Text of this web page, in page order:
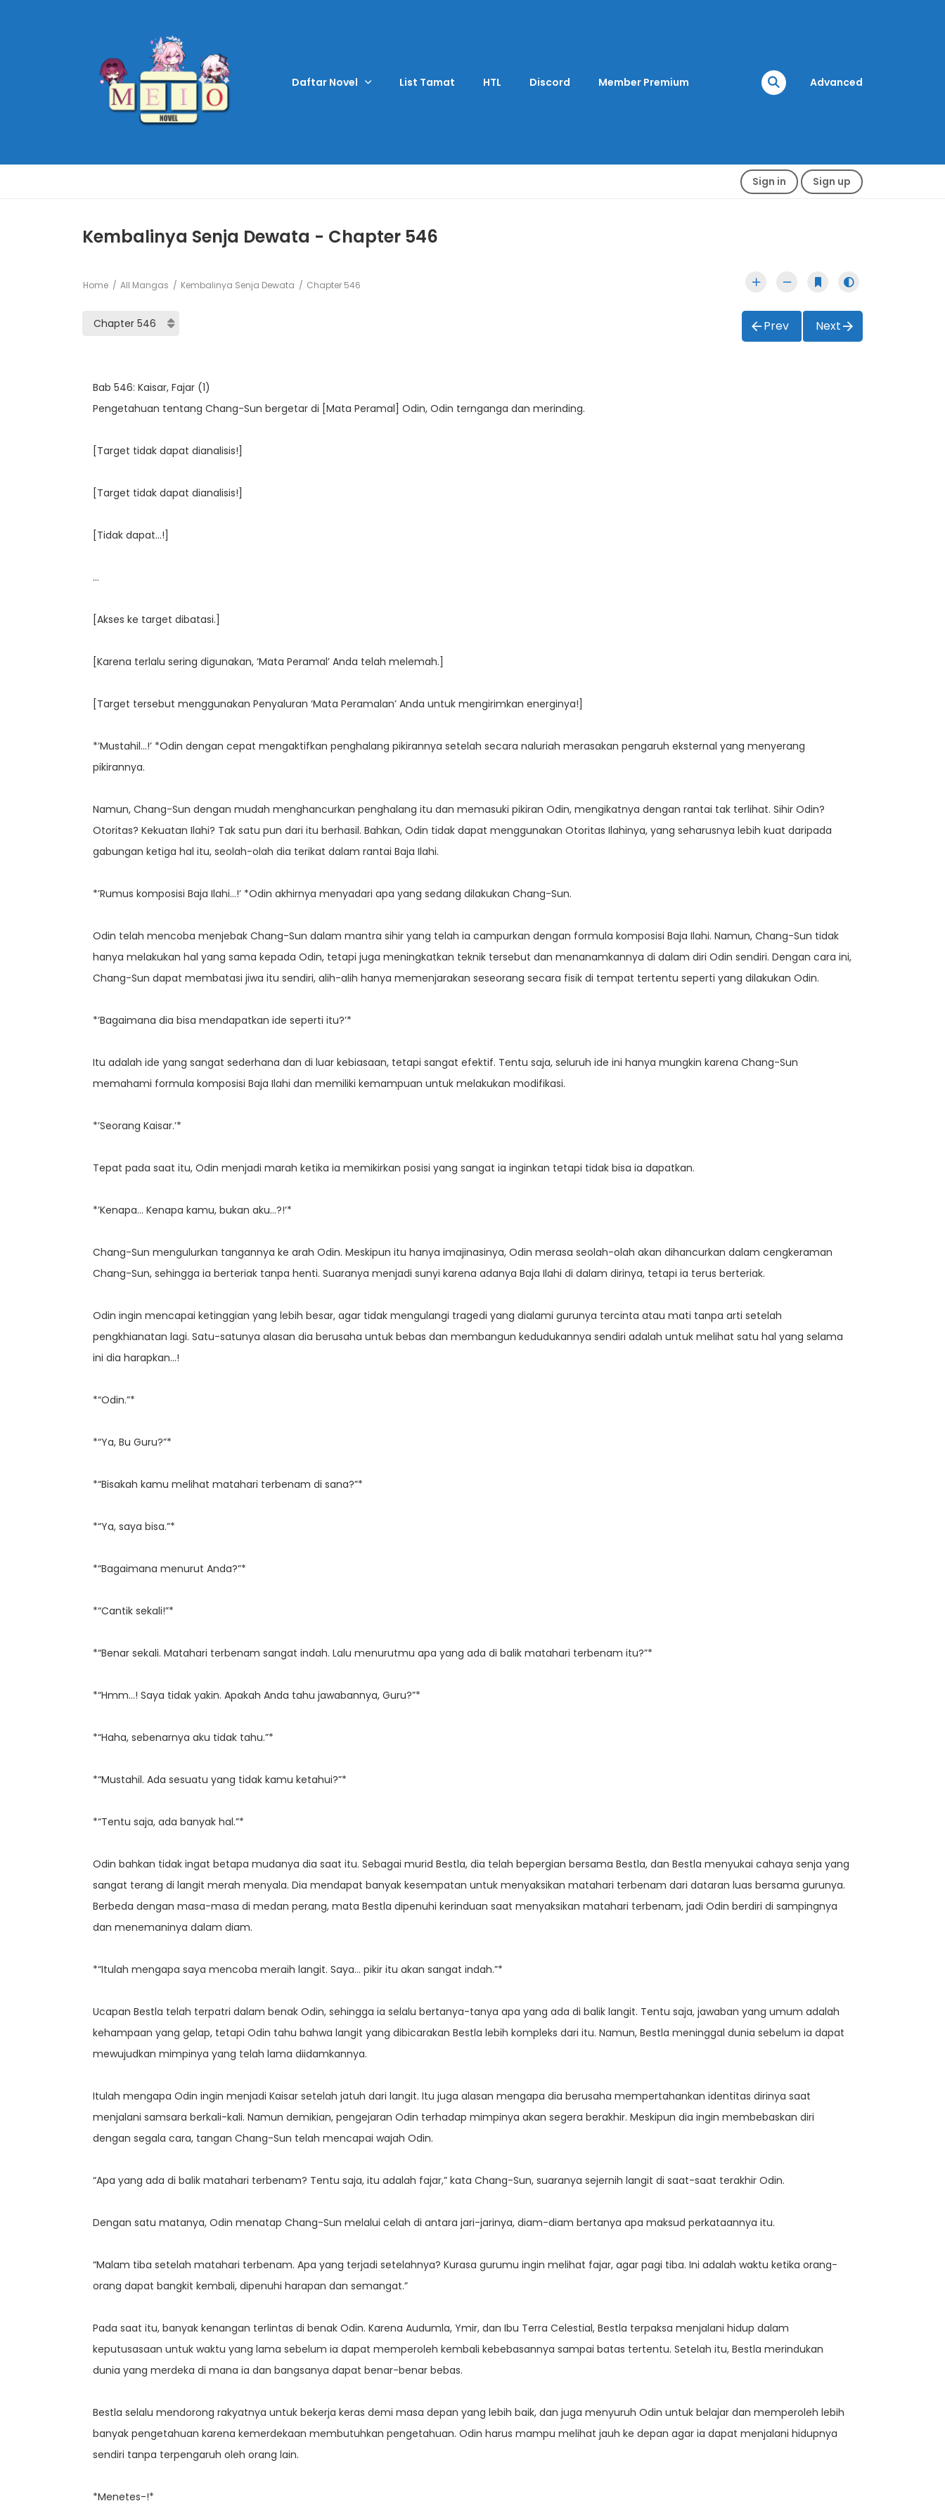
Daftar Novel List Tamat HTL Discord Member Premium Advanced
Sign in Sign up
Kembalinya Senja Dewata - Chapter 546
Home All Mangas Kembalinya Senja Dewata Chapter 546
Prev Next
Bab 546: Kaisar, Fajar (1)
Pengetahuan tentang Chang-Sun bergetar di [Mata Peramal] Odin, Odin ternganga dan merinding.
[Target tidak dapat dianalisis!]
[Target tidak dapat dianalisis!]
[Tidak dapat…!]
…
[Akses ke target dibatasi.]
[Karena terlalu sering digunakan, ‘Mata Peramal’ Anda telah melemah.]
[Target tersebut menggunakan Penyaluran ‘Mata Peramalan’ Anda untuk mengirimkan energinya!]
*’Mustahil…!’ *Odin dengan cepat mengaktifkan penghalang pikirannya setelah secara naluriah merasakan pengaruh eksternal yang menyerang
pikirannya.
Namun, Chang-Sun dengan mudah menghancurkan penghalang itu dan memasuki pikiran Odin, mengikatnya dengan rantai tak terlihat. Sihir Odin?
Otoritas? Kekuatan Ilahi? Tak satu pun dari itu berhasil. Bahkan, Odin tidak dapat menggunakan Otoritas Ilahinya, yang seharusnya lebih kuat daripada
gabungan ketiga hal itu, seolah-olah dia terikat dalam rantai Baja Ilahi.
*’Rumus komposisi Baja Ilahi…!’ *Odin akhirnya menyadari apa yang sedang dilakukan Chang-Sun.
Odin telah mencoba menjebak Chang-Sun dalam mantra sihir yang telah ia campurkan dengan formula komposisi Baja Ilahi. Namun, Chang-Sun tidak
hanya melakukan hal yang sama kepada Odin, tetapi juga meningkatkan teknik tersebut dan menanamkannya di dalam diri Odin sendiri. Dengan cara ini,
Chang-Sun dapat membatasi jiwa itu sendiri, alih-alih hanya memenjarakan seseorang secara fisik di tempat tertentu seperti yang dilakukan Odin.
*’Bagaimana dia bisa mendapatkan ide seperti itu?’*
Itu adalah ide yang sangat sederhana dan di luar kebiasaan, tetapi sangat efektif. Tentu saja, seluruh ide ini hanya mungkin karena Chang-Sun
memahami formula komposisi Baja Ilahi dan memiliki kemampuan untuk melakukan modifikasi.
*’Seorang Kaisar.’*
Tepat pada saat itu, Odin menjadi marah ketika ia memikirkan posisi yang sangat ia inginkan tetapi tidak bisa ia dapatkan.
*’Kenapa… Kenapa kamu, bukan aku…?!’*
Chang-Sun mengulurkan tangannya ke arah Odin. Meskipun itu hanya imajinasinya, Odin merasa seolah-olah akan dihancurkan dalam cengkeraman
Chang-Sun, sehingga ia berteriak tanpa henti. Suaranya menjadi sunyi karena adanya Baja Ilahi di dalam dirinya, tetapi ia terus berteriak.
Odin ingin mencapai ketinggian yang lebih besar, agar tidak mengulangi tragedi yang dialami gurunya tercinta atau mati tanpa arti setelah
pengkhianatan lagi. Satu-satunya alasan dia berusaha untuk bebas dan membangun kedudukannya sendiri adalah untuk melihat satu hal yang selama
ini dia harapkan…!
*“Odin.”*
*“Ya, Bu Guru?”*
*“Bisakah kamu melihat matahari terbenam di sana?”*
*“Ya, saya bisa.”*
*“Bagaimana menurut Anda?”*
*“Cantik sekali!”*
*“Benar sekali. Matahari terbenam sangat indah. Lalu menurutmu apa yang ada di balik matahari terbenam itu?”*
*“Hmm…! Saya tidak yakin. Apakah Anda tahu jawabannya, Guru?”*
*“Haha, sebenarnya aku tidak tahu.”*
*“Mustahil. Ada sesuatu yang tidak kamu ketahui?”*
*“Tentu saja, ada banyak hal.”*
Odin bahkan tidak ingat betapa mudanya dia saat itu. Sebagai murid Bestla, dia telah bepergian bersama Bestla, dan Bestla menyukai cahaya senja yang
sangat terang di langit merah menyala. Dia mendapat banyak kesempatan untuk menyaksikan matahari terbenam dari dataran luas bersama gurunya.
Berbeda dengan masa-masa di medan perang, mata Bestla dipenuhi kerinduan saat menyaksikan matahari terbenam, jadi Odin berdiri di sampingnya
dan menemaninya dalam diam.
*“Itulah mengapa saya mencoba meraih langit. Saya… pikir itu akan sangat indah.”*
Ucapan Bestla telah terpatri dalam benak Odin, sehingga ia selalu bertanya-tanya apa yang ada di balik langit. Tentu saja, jawaban yang umum adalah
kehampaan yang gelap, tetapi Odin tahu bahwa langit yang dibicarakan Bestla lebih kompleks dari itu. Namun, Bestla meninggal dunia sebelum ia dapat
mewujudkan mimpinya yang telah lama diidamkannya.
Itulah mengapa Odin ingin menjadi Kaisar setelah jatuh dari langit. Itu juga alasan mengapa dia berusaha mempertahankan identitas dirinya saat
menjalani samsara berkali-kali. Namun demikian, pengejaran Odin terhadap mimpinya akan segera berakhir. Meskipun dia ingin membebaskan diri
dengan segala cara, tangan Chang-Sun telah mencapai wajah Odin.
“Apa yang ada di balik matahari terbenam? Tentu saja, itu adalah fajar,” kata Chang-Sun, suaranya sejernih langit di saat-saat terakhir Odin.
Dengan satu matanya, Odin menatap Chang-Sun melalui celah di antara jari-jarinya, diam-diam bertanya apa maksud perkataannya itu.
“Malam tiba setelah matahari terbenam. Apa yang terjadi setelahnya? Kurasa gurumu ingin melihat fajar, agar pagi tiba. Ini adalah waktu ketika orang-
orang dapat bangkit kembali, dipenuhi harapan dan semangat.”
Pada saat itu, banyak kenangan terlintas di benak Odin. Karena Audumla, Ymir, dan Ibu Terra Celestial, Bestla terpaksa menjalani hidup dalam
keputusasaan untuk waktu yang lama sebelum ia dapat memperoleh kembali kebebasannya sampai batas tertentu. Setelah itu, Bestla merindukan
dunia yang merdeka di mana ia dan bangsanya dapat benar-benar bebas.
Bestla selalu mendorong rakyatnya untuk bekerja keras demi masa depan yang lebih baik, dan juga menyuruh Odin untuk belajar dan memperoleh lebih
banyak pengetahuan karena kemerdekaan membutuhkan pengetahuan. Odin harus mampu melihat jauh ke depan agar ia dapat menjalani hidupnya
sendiri tanpa terpengaruh oleh orang lain.
*Menetes-!*